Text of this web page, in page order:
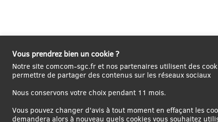
Vous prendrez bien un cookie ?
Notre site comcom-sgc.fr et nos partenaires utilisent des
permettre de partager des contenus sur les réseaux sociaux
Nous conservons votre choix pendant 11 mois.
Vous pouvez changer d'avis à tout moment en effaçant les
demandera alors à nouveau quels cookies vous souhaitez